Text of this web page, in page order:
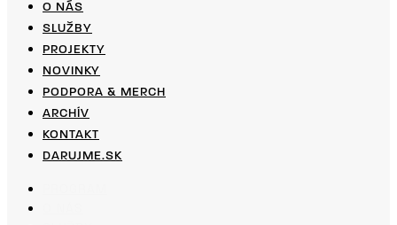
O NÁS
SLUŽBY
PROJEKTY
NOVINKY
PODPORA & MERCH
ARCHÍV
KONTAKT
DARUJME.SK